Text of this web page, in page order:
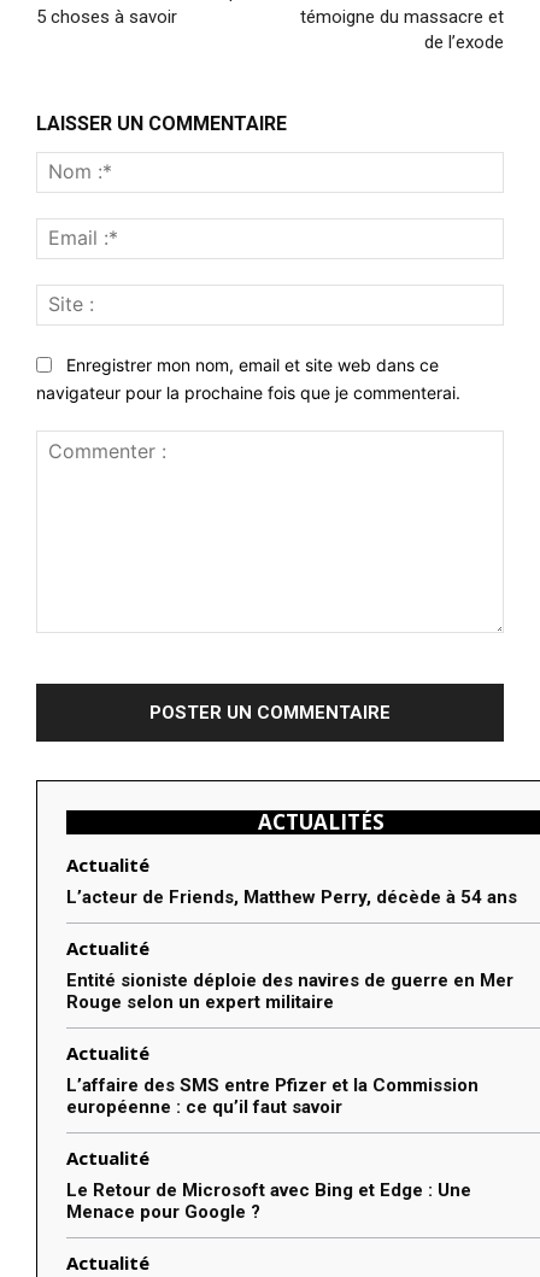
5 choses à savoir
témoigne du massacre et
de l’exode
LAISSER UN COMMENTAIRE
:*
:*
:
Enregistrer mon nom, email et site web dans ce
navigateur pour la prochaine fois que je commenterai.
ACTUALITÉS
Actualité
L’acteur de Friends, Matthew Perry, décède à 54 ans
Actualité
Entité sioniste déploie des navires de guerre en Mer
Rouge selon un expert militaire
Actualité
L’affaire des SMS entre Pfizer et la Commission
européenne : ce qu’il faut savoir
Actualité
Le Retour de Microsoft avec Bing et Edge : Une
Menace pour Google ?
Actualité